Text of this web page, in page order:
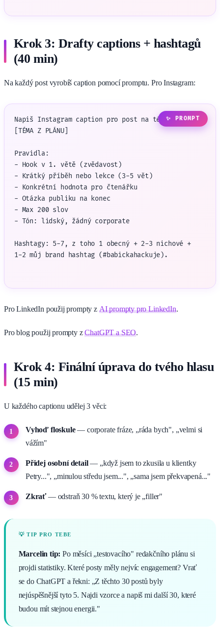
Krok 3: Drafty captions + hashtagů
(40 min)
Na každý post vyrobíš caption pomocí promptu. Pro Instagram:
Napiš Instagram caption pro post na téma:
[TÉMA Z PLÁNU]
Pravidla:
- Hook v 1. větě (zvědavost)
- Krátký příběh nebo lekce (3-5 vět)
- Konkrétní hodnota pro čtenářku
- Otázka publiku na konec
- Max 200 slov
- Tón: lidský, žádný corporate
Hashtagy: 5-7, z toho 1 obecný + 2-3 nichové +
1-2 můj brand hashtag (#babickahackuje).
Pro LinkedIn použij prompty z AI prompty pro LinkedIn.
Pro blog použij prompty zChatGPT a SEO.
Krok 4: Finální úprava do tvého hlasu
(15 min)
U každého captionu udělej 3 věci:
Vyhoď floskule— corporate fráze, „ráda bych", „velmi si
vážím"
Přidej osobní detail— „když jsem to zkusila u klientky
Petry...", „minulou středu jsem...", „sama jsem překvapená..."
Zkrať— odstraň 30 % textu, který je „filler"
Marcelin tip: Po měsíci „testovacího" redakčního plánu si
projdi statistiky. Které posty měly nejvíc engagement? Vrať
se do ChatGPT a řekni: „Z těchto 30 postů byly
nejúspěšnější tyto 5. Najdi vzorce a napiš mi další 30, které
budou mít stejnou energii."